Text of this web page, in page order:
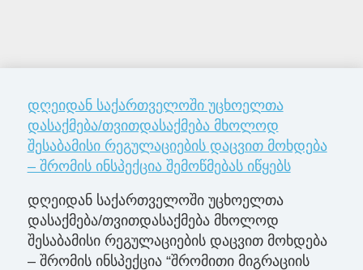
დღეიდან საქართველოში უცხოელთა
დასაქმება/თვითდასაქმება მხოლოდ
შესაბამისი რეგულაციების დაცვით მოხდება
– შრომის ინსპექცია შემოწმებას იწყებს
დღეიდან საქართველოში უცხოელთა
დასაქმება/თვითდასაქმება მხოლოდ
შესაბამისი რეგულაციების დაცვით მოხდება
– შრომის ინსპექცია “შრომითი მიგრაციის